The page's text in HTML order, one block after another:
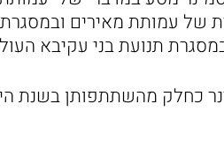
כחלק מהשתתפותן בשנת